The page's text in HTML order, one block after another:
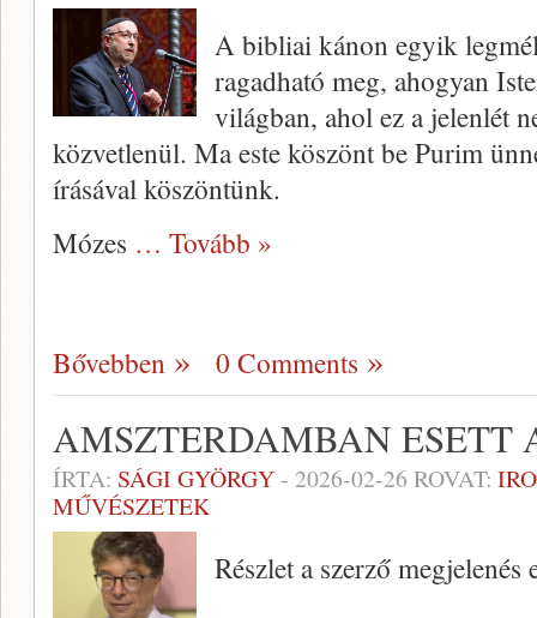
A bibliai kánon egyik
ragadható meg, ahogyan
világban, ahol ez a jelenlét
közvetlenül. Ma este köszönt be Purim
írásával köszöntünk.
Mózes … Tovább »
Bővebben 0 Comments
AMSZTERDAMBAN ESETT
ÍRTA: SÁGI GYÖRGY- 2026-02-26 ROVAT:
MŰVÉSZETEK
Részlet a szerző